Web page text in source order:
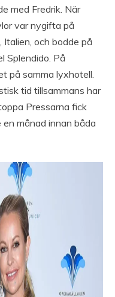
med Fredrik. När
var nygifta på
och bodde på
Splendido. På
på samma lyxhotell.
tid tillsammans har
Pressarna fick
månad innan båda